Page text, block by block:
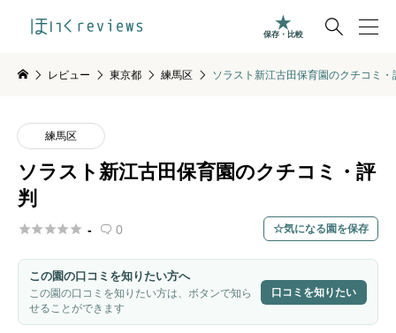

保存・比較
レビュー 東京都 練馬区 ソラスト新江古田保育園のクチコミ・
練馬区
ソラスト新江古田保育園のクチコミ・評
判
 -  0 気になる園を保存
この園の口コミを知りたい方へ
この園の口コミを知りたい方は、ボタンで知ら
せることができます
口コミを知りたい